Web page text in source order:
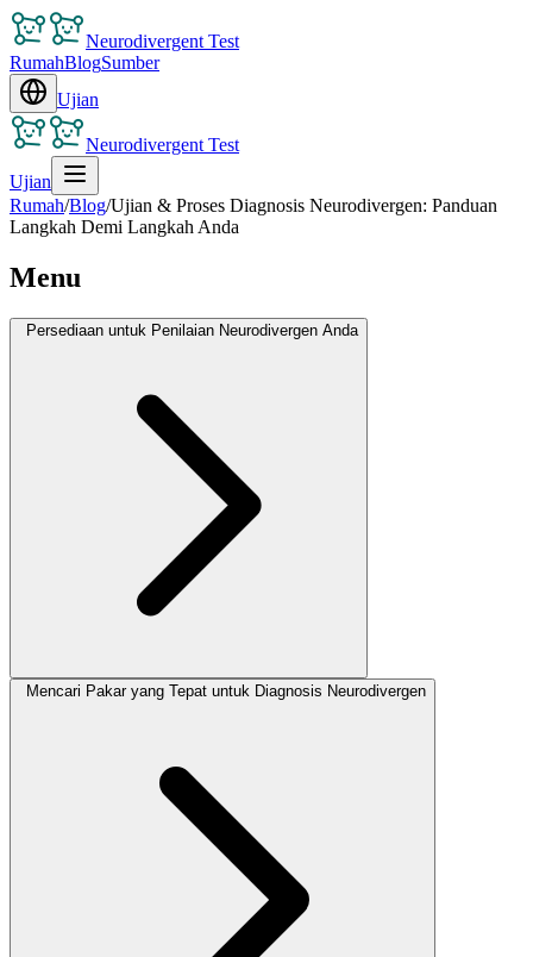
Neurodivergent Test
RumahBlogSumber
Ujian
Neurodivergent Test
Ujian
Rumah/Blog/Ujian & Proses Diagnosis Neurodivergen: Panduan
Langkah Demi Langkah Anda
Menu
Persediaan untuk Penilaian Neurodivergen Anda
Mencari Pakar yang Tepat untuk Diagnosis Neurodivergen